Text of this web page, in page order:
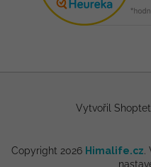
Vytvořil Shoptet
Copyright 2026 Himalife.cz.